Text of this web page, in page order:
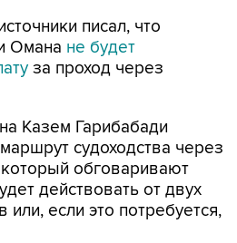
писал, что
Омана не будет
за проход через
Казем Гарибабади
судоходства через
обговаривают
действовать от двух
если это потребуется,